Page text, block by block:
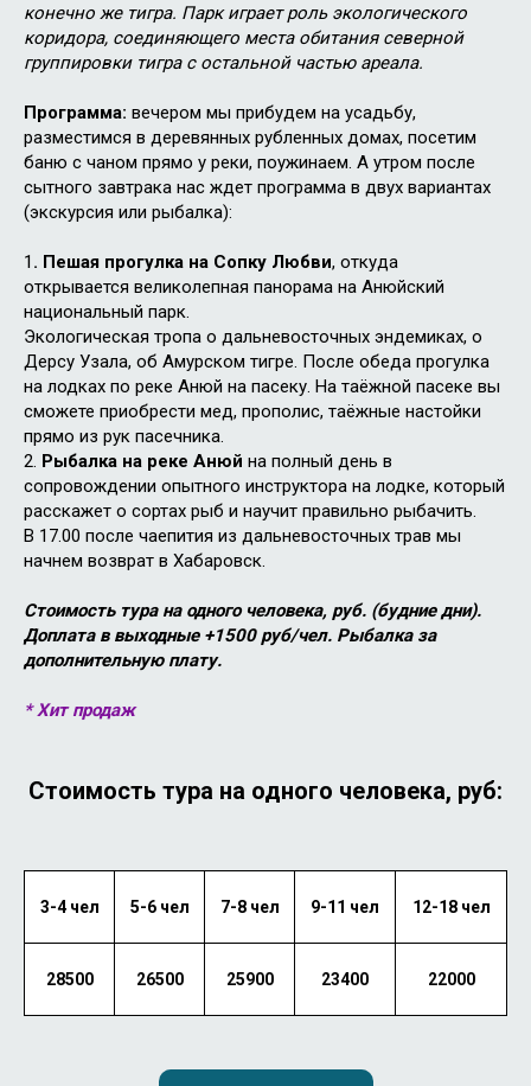
конечно же тигра. Парк играет роль экологического
коридора, соединяющего места обитания северной
группировки тигра с остальной частью ареала.
Программа: вечером мы прибудем на усадьбу,
разместимся в деревянных рубленных домах, посетим
баню с чаном прямо у реки, поужинаем. А утром после
сытного завтрака нас ждет программа в двух вариантах
(экскурсия или рыбалка):
1 . Пешая прогулка на Сопку Любви, откуда
открывается великолепная панорама на Анюйский
национальный парк.
Экологическая тропа о дальневосточных эндемиках, о
Дерсу Узала, об Амурском тигре. После обеда прогулка
на лодках по реке Анюй на пасеку. На таёжной пасеке вы
сможете приобрести мед, прополис, таёжные настойки
прямо из рук пасечника.
2. Рыбалка на реке Анюй на полный день в
сопровождении опытного инструктора на лодке, который
расскажет о сортах рыб и научит правильно рыбачить.
В 17.00 после чаепития из дальневосточных трав мы
начнем возврат в Хабаровск.
Стоимость тура на одного человека, руб. (будние дни).
Доплата в выходные +1500 руб/чел. Рыбалка за
дополнительную плату.
* Хит продаж
Стоимость тура на одного человека, руб:
3-4 чел 5-6 чел 7-8 чел 9-11 чел 12-18 чел
28500 26500 25900 23400 22000